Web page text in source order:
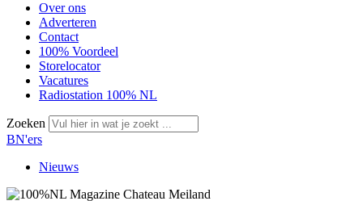
Over ons
Adverteren
Contact
100% Voordeel
Storelocator
Vacatures
Radiostation 100% NL
Zoeken
BN'ers
Nieuws